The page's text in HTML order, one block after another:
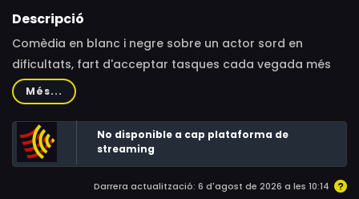
Descripció
Comèdia en blanc i negre sobre un actor sord en
dificultats, fart d'acceptar tasques cada vegada més
humiliants només per a aconseguir un paper, que
decideix prendre l'assumpte en les seves pròpies mans.
Més...
No disponible a cap plataforma de
streaming
Darrera actualització: 6 d'agost de 2026 a les 10:14